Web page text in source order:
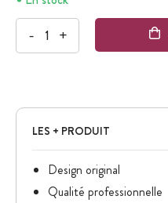
- +
LES + PRODUIT
Design original
Qualité professionnelle